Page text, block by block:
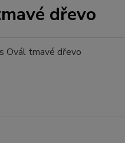
dřevo